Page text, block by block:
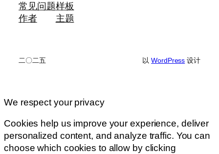
常见问题
作者
样板
主题
二〇二五 以WordPress 设计
We respect your privacy
Cookies help us improve your experience, deliver
personalized content, and analyze traffic. You can
choose which cookies to allow by clicking